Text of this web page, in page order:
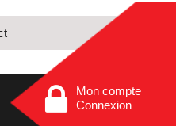
Mon compte
Connexion